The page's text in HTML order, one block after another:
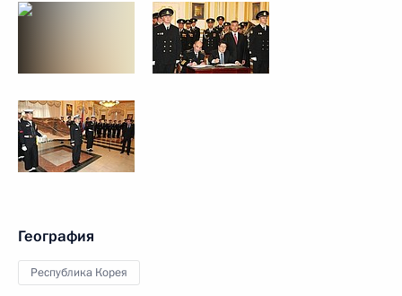
География
Республика Корея